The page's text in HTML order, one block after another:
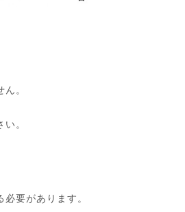
。
。
要があります。